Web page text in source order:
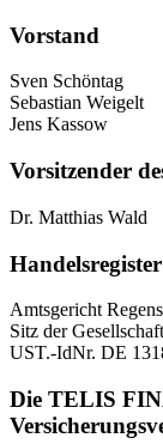
Vorstand
Sven Schöntag
Sebastian Weigelt
Jens Kassow
Vorsitzender
Dr. Matthias Wald
Handelsregister
Amtsgericht
Sitz der
UST.-IdNr. DE
Die TELIS